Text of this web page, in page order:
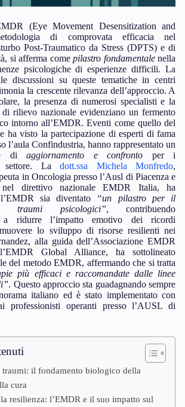
(Eye Movement Desensitization and
di comprovata efficacia nel
Post-Traumatico da Stress (DPTS) e di
si afferma comepilastro fondamentalenella
psicologiche di esperienze difficili. La
discussioni su queste tematiche in centri
la crescente rilevanza dell’approccio. A
la presenza di numerosi specialisti e la
rilievo nazionale evidenziano un fermento
intorno all’EMDR. Eventi come quello del
ha visto la partecipazione di esperti di fama
l’aula Confindustria, hanno rappresentato un
diaggiornamento e confronto per i
settore. La dott.ssa Michela Monfredo,
in Oncologia presso l’Ausl di Piacenza e
direttivo nazionale EMDR Italia, ha
sia diventato
“un pilastro per il
traumi psicologici”, contribuendo
a ridurre l’impatto emotivo dei ricordi
lo sviluppo di risorse resilienti nei
alla guida dell’Associazione EMDR
Global Alliance, ha sottolineato
del metodo EMDR, affermando che si tratta
più efficaci e raccomandate dalle linee
. Questo approccio sta guadagnando sempre
italiano ed è stato implementato con
professionisti operanti presso l’AUSL di
traumi: il fondamento biologico della
cura
resilienza: l’EMDR e il suo impatto sul